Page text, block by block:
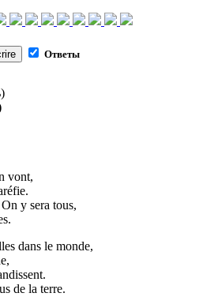
Ответы
vont,
y sera tous,
dans le monde,
de la terre.